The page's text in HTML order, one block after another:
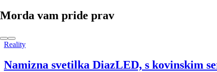
Morda vam pride prav
Reality
Namizna svetilka DiazLED, s kovinskim